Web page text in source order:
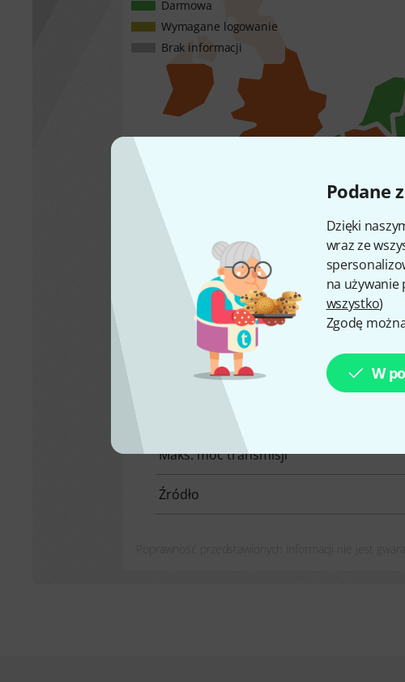
Podane
Dzięki
wraz ze
na używanie
wszystko)
Zgodę
W
Darmowa
Wymagane logowanie
Brak informacji
Polska
Wybierz produkt:
Zakres częstotliwości
Maks. moc transmisji
Źródło